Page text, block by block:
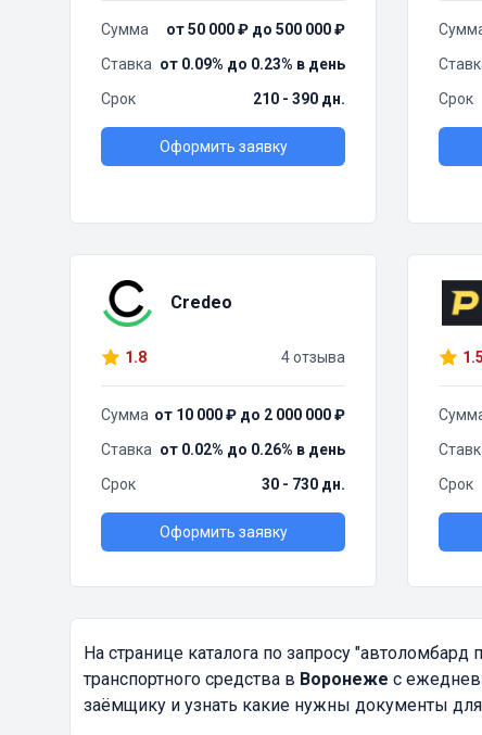
Сумма
от 50 000 ₽ до 500 000 ₽
Ставка от 0.09% до 0.23% в день
Срок
210 - 390 дн.
Оформить заявку
Срок
Credeo
1.8 4 отзыва
Сумма от 10 000 ₽ до 2 000 000 ₽
Ставка от 0.02% до 0.26% в день
Срок
30 - 730 дн.
Оформить заявку
1.5
Срок
На странице каталога по запросу "автоломбард
транспортного средства в Воронеже с
заёмщику и узнать какие нужны документы